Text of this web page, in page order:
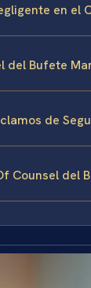
en el
del Bufete
de
Counsel del